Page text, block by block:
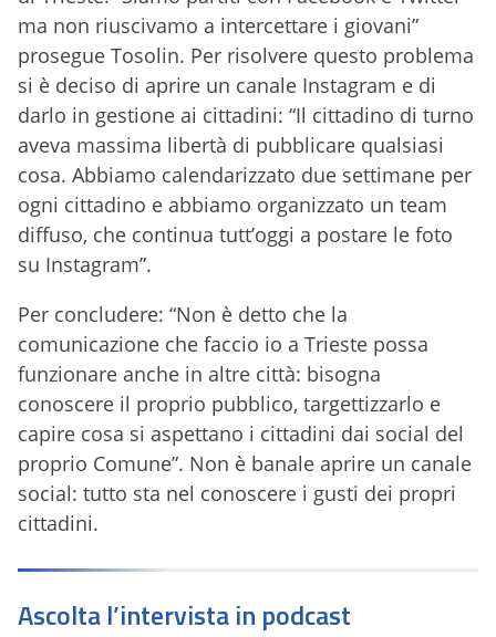
ma non riuscivamo a intercettare i giovani”
prosegue Tosolin. Per risolvere questo problema
si è deciso di aprire un canale Instagram e di
darlo in gestione ai cittadini: “Il cittadino di turno
aveva massima libertà di pubblicare qualsiasi
cosa. Abbiamo calendarizzato due settimane per
ogni cittadino e abbiamo organizzato un team
diffuso, che continua tutt’oggi a postare le foto
su Instagram”.
Per concludere: “Non è detto che la
comunicazione che faccio io a Trieste possa
funzionare anche in altre città: bisogna
conoscere il proprio pubblico, targettizzarlo e
capire cosa si aspettano i cittadini dai social del
proprio Comune”. Non è banale aprire un canale
social: tutto sta nel conoscere i gusti dei propri
cittadini.
Ascolta l’intervista in podcast